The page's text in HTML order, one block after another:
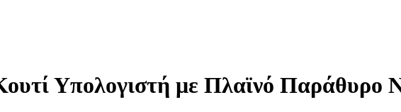
Υπολογιστή με Πλαϊνό Παράθυρο